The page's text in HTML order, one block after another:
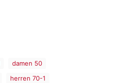
damen 50
herren 70-1